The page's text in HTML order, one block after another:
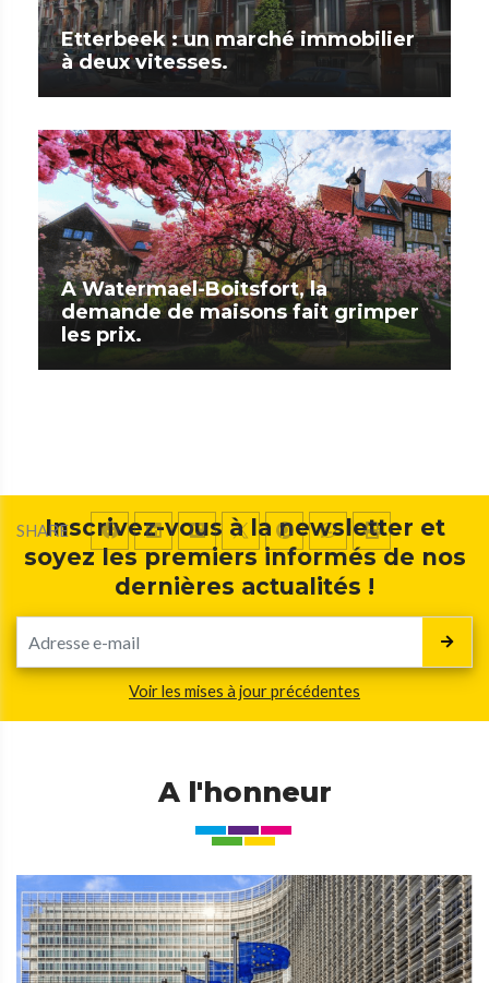
SHARE
Etterbeek : un marché immobilier
à deux vitesses.
A Watermael-Boitsfort, la
demande de maisons fait grimper
les prix.
Inscrivez-vous à la newsletter et
soyez les premiers informés de nos
dernières actualités !
Voir les mises à jour précédentes
A l'honneur